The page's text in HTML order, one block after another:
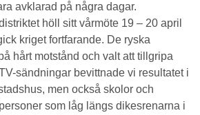
avklarad på några dagar.
höll sitt vårmöte 19 – 20 april
kriget fortfarande. De ryska
hårt motstånd och valt att tillgripa
sändningar bevittnade vi resultatet i
men också skolor och
som låg längs dikesrenarna i